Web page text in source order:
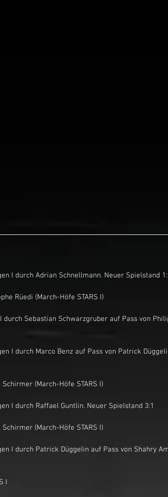
Tuggen I durch Adrian Schnellmann. Neuer Spielstand
Rüedi (March-Höfe STARS I)
Schirmer (March-Höfe STARS I)
Tuggen I durch Raffael Guntlin. Neuer Spielstand 3:1
Schirmer (March-Höfe STARS I)
I